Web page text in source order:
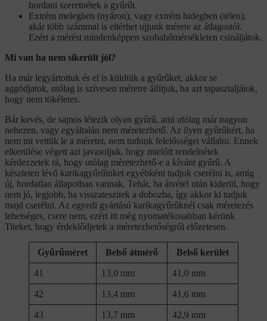
hordani szeretnétek a gyűrűt.
Extrém melegben (nyáron), vagy extrém hidegben (télen),
akár több számmal is eltérhet ujjunk mérete az átlagostól.
Ezért a mérést mindenképpen szobahőmérsékleten csináljátok.
Mi van ha nem sikerült jól?
Ha már legyártottuk és el is küldtük a gyűrűket, akkor se
aggódjatok, utólag is szívesen méretre állítjuk, ha azt tapasztaljátok,
hogy nem tökéletes.
Bár kevés, de sajnos létezik olyan gyűrű, ami utólag már nagyon
nehezen, vagy egyáltalán nem méretezhető. Az ilyen gyűrűkért, ha
nem mi vettük le a méretet, nem tudunk felelősséget vállalni. Ennek
elkerülése végett azt javasoljuk, hogy mielőtt rendelnétek
kérdezzetek rá, hogy utólag méretezhető-e a kívánt gyűrű. A
készleten lévő karikagyűrűinket egyébként tudjuk cserélni is, amíg
új, hordatlan állapotban vannak. Tehát, ha átvétel után kiderül, hogy
nem jó, legjobb, ha visszateszitek a dobozba, így akkor ki tudjuk
majd cserélni. Az egyedi gyártású karikagyűrűknél csak méretezés
lehetséges, csere nem, ezért itt még nyomatékosabban kérünk
Titeket, hogy érdeklődjetek a méretezhetőségről előzetesen.
Gyűrűméret Belső átmérő Belső kerület
41 13,0 mm 41,0 mm
42 13,4 mm 41,6 mm
43 13,7 mm 42,9 mm